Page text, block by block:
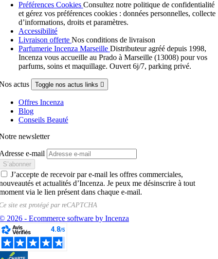
Préférences Cookies Consultez notre politique de confidentialité
et gérez vos préférences cookies : données personnelles, collecte
d’informations, droits et paramètres.
Accessibilité
Livraison offerte Nos conditions de livraison
Parfumerie Incenza Marseille Distributeur agréé depuis 1998,
Incenza vous accueille au Prado à Marseille (13008) pour vos
parfums, soins et maquillage. Ouvert 6j/7, parking privé.
actus Toggle nos actus links 
Offres Incenza
Blog
Conseils Beauté
newsletter
e-mail
J’accepte de recevoir par e-mail les offres commerciales,
et actualités d’Incenza. Je peux me désinscrire à tout
via le lien présent dans chaque e-mail.
site est protégé parreCAPTCHA
2026 - Ecommerce software by Incenza